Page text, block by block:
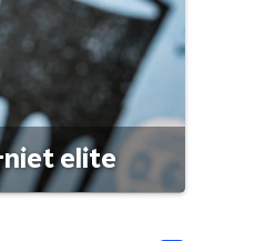
niet elite